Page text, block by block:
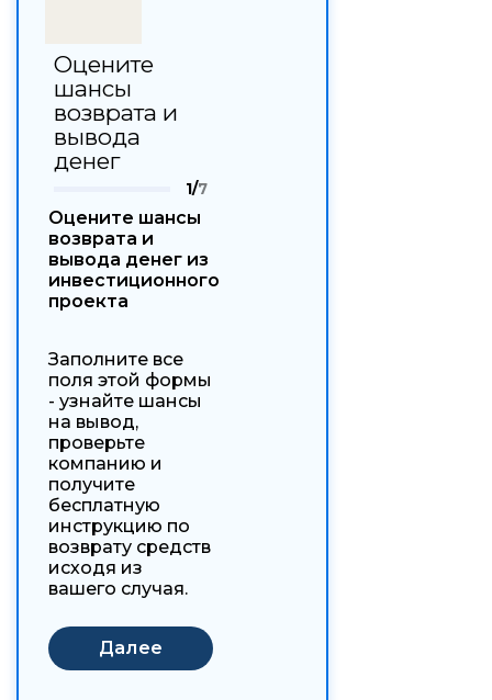
Оцените
шансы
возврата и
вывода
денег
1/7
Оцените шансы
возврата и
вывода денег из
инвестиционного
проекта
Заполните все
поля этой формы
- узнайте шансы
на вывод,
проверьте
компанию и
получите
бесплатную
инструкцию по
возврату средств
исходя из
вашего случая.